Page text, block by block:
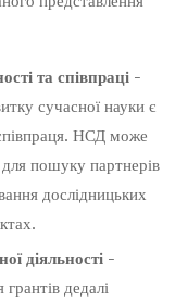
та співпраці -
сучасної науки є
НСД може
пошуку партнерів
дослідницьких
діяльності -
дедалі